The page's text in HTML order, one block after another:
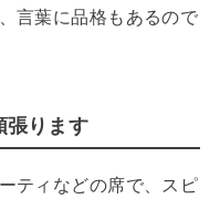
言葉に品格もあるので
張ります
ティなどの席で、スピ